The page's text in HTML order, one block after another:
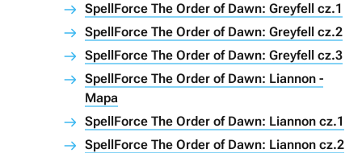
SpellForce The Order of Dawn: Greyfell cz.1
SpellForce The Order of Dawn: Greyfell cz.2
SpellForce The Order of Dawn: Greyfell cz.3
SpellForce The Order of Dawn: Liannon -
Mapa
SpellForce The Order of Dawn: Liannon cz.1
SpellForce The Order of Dawn: Liannon cz.2